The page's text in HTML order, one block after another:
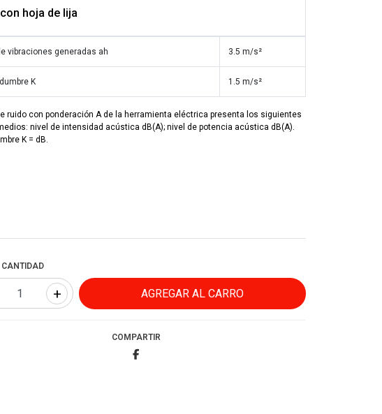
hoja de lija
vibraciones generadas ah 3.5 m/s²
K 1.5 m/s²
ruido con ponderación A de la herramienta eléctrica presenta los siguientes
nivel de intensidad acústica dB(A); nivel de potencia acústica dB(A).
K = dB.
CANTIDAD
+
COMPARTIR